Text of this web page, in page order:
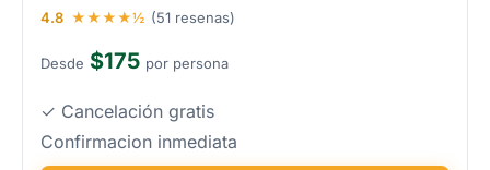
4.8 ★★★★½ (51 resenas)
Desde $175 por persona
✓ Cancelación gratis
Confirmacion inmediata